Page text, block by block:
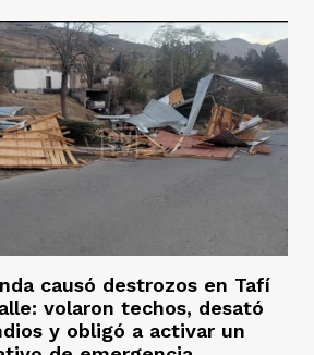
causó destrozos en Tafí
volaron techos, desató
y obligó a activar un